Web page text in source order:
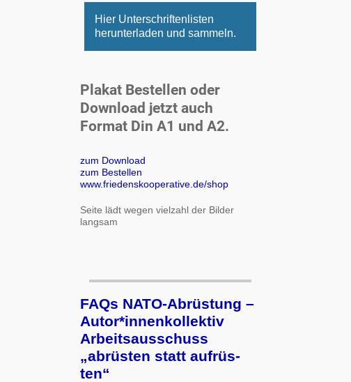
Hier Unterschriftenlisten
herunterladen und sammeln.
Plakat Bestellen oder
Download jetzt auch
Format Din A1 und A2.
zum Download
zum Bestellen
www.friedenskooperative.de/shop
Seite lädt wegen vielzahl der Bilder
langsam
FAQs NATO-Abrüstung –
Autor*innenkollektiv
Arbeits­aus­schuss
„ab­rüs­ten statt auf­rüs­
ten“